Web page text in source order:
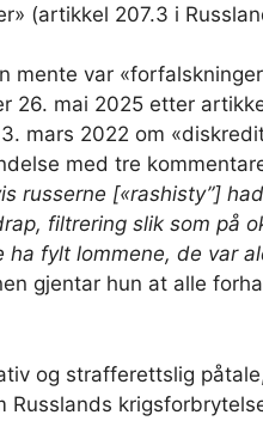
(artikkel 207.3 i
mente var
26. mai 2025 etter
mars 2022 om
med tre
russerne [«rashisty”]
filtrering slik som på
fylt lommene, de var
gjentar hun at alle
og strafferettslig